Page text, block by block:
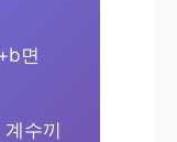
면
수끼